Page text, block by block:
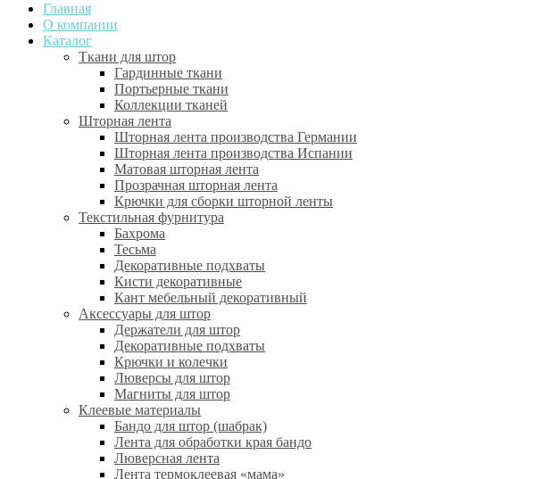
Главная
О компании
Каталог
Ткани для штор
Гардинные ткани
Портьерные ткани
Коллекции тканей
Шторная лента
Шторная лента производства Германии
Шторная лента производства Испании
Матовая шторная лента
Прозрачная шторная лента
Крючки для сборки шторной ленты
Текстильная фурнитура
Бахрома
Тесьма
Декоративные подхваты
Кисти декоративные
Кант мебельный декоративный
Аксессуары для штор
Держатели для штор
Декоративные подхваты
Крючки и колечки
Люверсы для штор
Магниты для штор
Клеевые материалы
Бандо для штор (шабрак)
Лента для обработки края бандо
Люверсная лента
Лента термоклеевая «мама»